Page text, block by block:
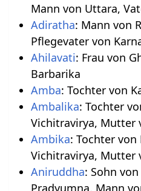
Mann von Uttara,
Adiratha: Mann von
Pflegevater von
Ahilavati: Frau von
Barbarika
Amba: Tochter von
Ambalika: Tochter
Vichitravirya, Mutter
Ambika: Tochter von
Vichitravirya, Mutter
Aniruddha: Sohn
Pradyumna, Mann